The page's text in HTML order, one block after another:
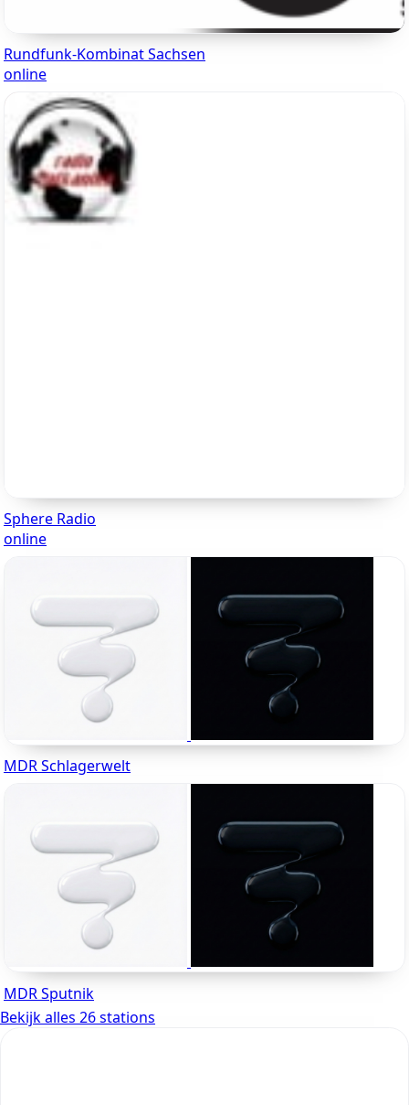
Rundfunk-Kombinat Sachsen
online
Sphere Radio
online
MDR Schlagerwelt
MDR Sputnik
Bekijk alles 26 stations